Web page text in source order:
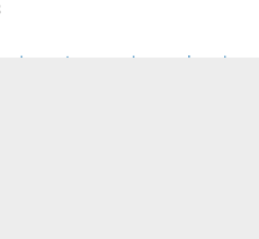
postępowania egzekucyjnego